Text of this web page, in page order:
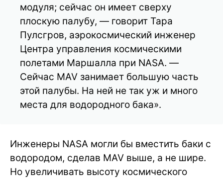
модуля; сейчас он имеет сверху
плоскую палубу, — говорит Тара
Пулсгров, аэрокосмический инженер
Центра управления космическими
полетами Маршалла при NASA. —
Сейчас MAV занимает большую часть
этой палубы. На ней не так уж и много
места для водородного бака».
Инженеры NASA могли бы вместить баки с
водородом, сделав MAV выше, а не шире.
Но увеличивать высоту космического